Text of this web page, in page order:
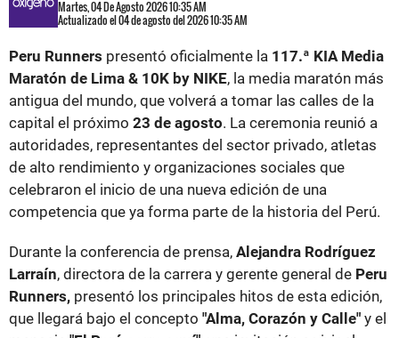
Martes, 04 De Agosto 2026 10:35 AM
Actualizado el 04 de agosto del 2026 10:35 AM
Peru Runners presentó oficialmente la 117.ª KIA Media
Maratón de Lima & 10K by NIKE, la media maratón más
antigua del mundo, que volverá a tomar las calles de la
capital el próximo 23 de agosto. La ceremonia reunió a
autoridades, representantes del sector privado, atletas
de alto rendimiento y organizaciones sociales que
celebraron el inicio de una nueva edición de una
competencia que ya forma parte de la historia del Perú.
Durante la conferencia de prensa, Alejandra Rodríguez
Larraín, directora de la carrera y gerente general de Peru
Runners, presentó los principales hitos de esta edición,
que llegará bajo el concepto "Alma, Corazón y Calle" y el